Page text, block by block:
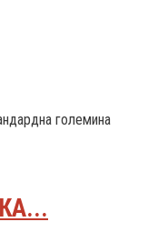
големина